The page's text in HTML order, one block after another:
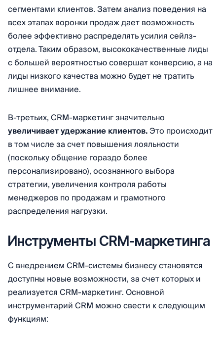
сегментами клиентов. Затем анализ поведения на
всех этапах воронки продаж дает возможность
более эффективно распределять усилия сейлз-
отдела. Таким образом, высококачественные лиды
с большей вероятностью совершат конверсию, а на
лиды низкого качества можно будет не тратить
лишнее внимание.
В-третьих, CRM-маркетинг значительно
увеличиваетудержание клиентов.Это происходит
в том числе за счет повышения лояльности
(поскольку общение гораздо более
персонализировано), осознанного выбора
стратегии, увеличения контроля работы
менеджеров по продажам и грамотного
распределения нагрузки.
Инструменты CRM-маркетинга
С внедрением CRM-системы бизнесу становятся
доступны новые возможности, за счет которых и
реализуется CRM-маркетинг. Основной
инструментарий CRM можно свести к следующим
функциям: